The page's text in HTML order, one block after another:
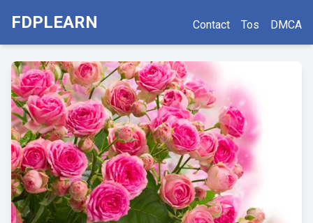
FDPLEARN Contact Tos DMCA